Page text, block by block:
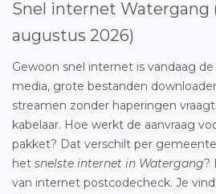
Snel internet Watergang
augustus 2026)
Gewoon snel internet is vandaag de
media, grote bestanden
streamen zonder haperingen
kabelaar. Hoe werkt de aanvraag
pakket? Dat verschilt per
het snelste internet in Watergang?
van internet postcodecheck. Je